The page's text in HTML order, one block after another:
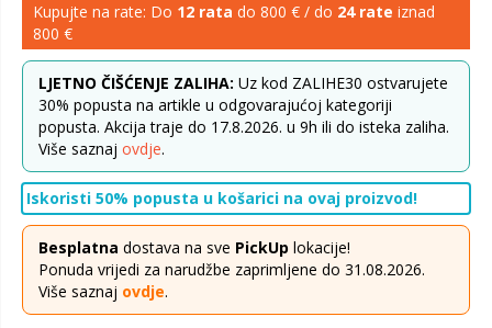
Kupujte na rate: Do 12 rata do 800 € / do 24 rate iznad
800 €
LJETNO ČIŠĆENJE ZALIHA: Uz kod ZALIHE30 ostvarujete
30% popusta na artikle u odgovarajućoj kategoriji
popusta. Akcija traje do 17.8.2026. u 9h ili do isteka zaliha.
Više saznaj ovdje.
Iskoristi 50% popusta u košarici na ovaj proizvod!
Besplatna dostava na sve PickUp lokacije!
Ponuda vrijedi za narudžbe zaprimljene do 31.08.2026.
Više saznaj ovdje.